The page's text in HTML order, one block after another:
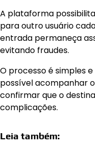
A plataforma
para outro usuário
entrada permaneça
evitando fraudes.
O processo é simples
possível acompanhar
confirmar que o
complicações.
Leia também: